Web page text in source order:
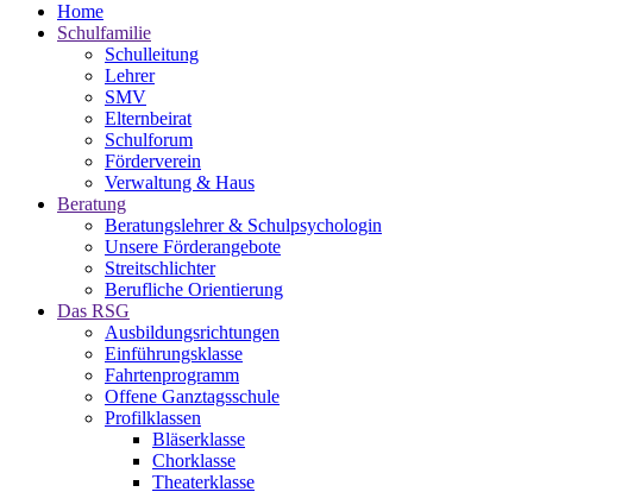
Home
Schulfamilie
Schulleitung
Lehrer
SMV
Elternbeirat
Schulforum
Förderverein
Verwaltung & Haus
Beratung
Beratungslehrer & Schulpsychologin
Unsere Förderangebote
Streitschlichter
Berufliche Orientierung
Das RSG
Ausbildungsrichtungen
Einführungsklasse
Fahrtenprogramm
Offene Ganztagsschule
Profilklassen
Bläserklasse
Chorklasse
Theaterklasse